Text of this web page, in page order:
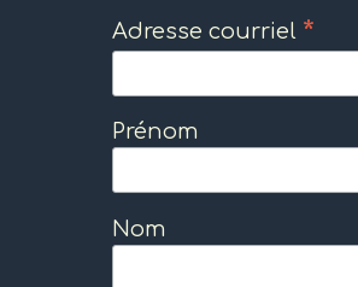
Adresse courriel *
Prénom
Nom